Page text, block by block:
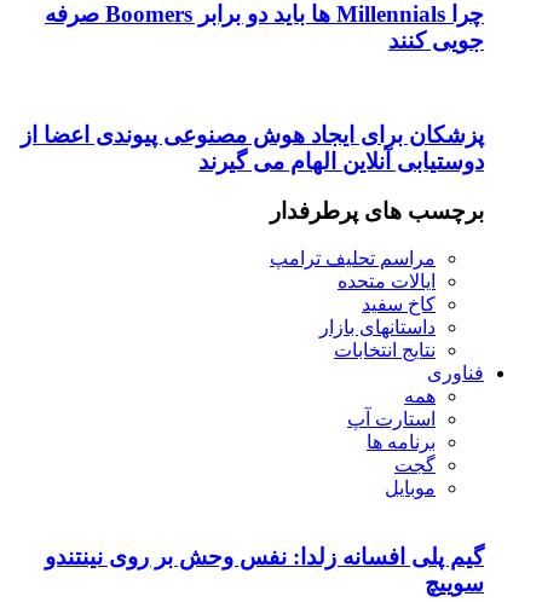
چرا Millennials ها باید دو برابر Boomers صرفه
جویی کنند
پزشکان برای ایجاد هوش مصنوعی پیوندی اعضا از
دوستیابی آنلاین الهام می گیرند
برچسب های پرطرفدار
مراسم تحلیف ترامپ
ایالات متحده
کاخ سفید
داستانهای بازار
نتایج انتخابات
فناوری
همه
استارت آپ
برنامه ها
گجت
موبایل
گیم پلی افسانه زلدا: نفس وحش بر روی نینتندو
سوییچ